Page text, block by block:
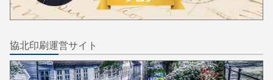
協北印刷運営サイト